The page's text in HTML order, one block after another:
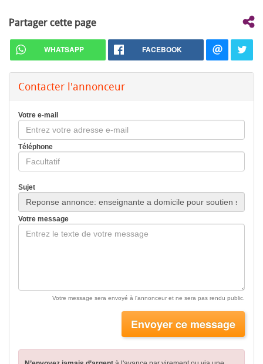
Partager cette page
WHATSAPP FACEBOOK
Contacter l'annonceur
Votre e-mail
Téléphone
Sujet
Votre message
Votre message sera envoyé à l'annonceur et ne sera pas rendu public.
Envoyer ce message